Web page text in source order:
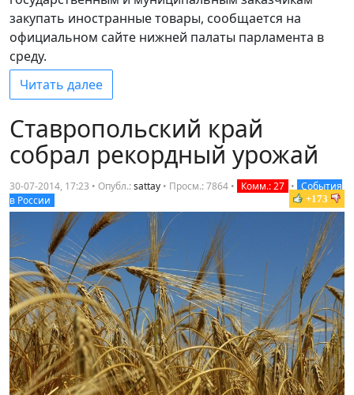
закупать иностранные товары, сообщается на
официальном сайте нижней палаты парламента в
среду.
Читать далее
Ставропольский край
собрал рекордный урожай
30-07-2014, 17:23 • Опубл.:sattay • Просм.: 7864 • Комм.: 27 • События
в России
+173